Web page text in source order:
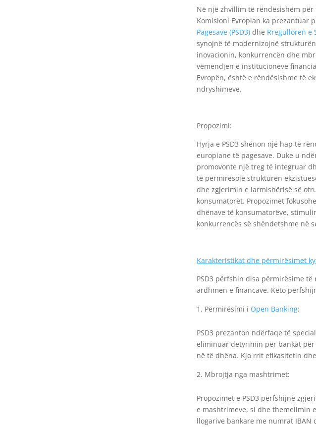
Në një zhvillim të rëndësishëm
Komisioni Evropian ka prezantuar
Pagesave (PSD3) dhe Rregulloren e
synojnë të modernizojnë
inovacionin, konkurrencën dhe
vëmendjen e institucioneve
Evropën, është e rëndësishme të
ndryshimeve.
Propozimi:
Hyrja e PSD3 shënon një hap të
europiane të pagesave. Duke u
promovonte një treg të integruar
të përmirësojë strukturën
dhe zgjerimin e larmishërisë së
konsumatorët. Propozimet
dhënave të konsumatorëve,
konkurrencës së shëndetshme në
Karakteristikat dhe përmirësimet
PSD3 përfshin disa përmirësime
ardhmen e financave. Këto
Përmirësimi i Open Banking:
PSD3 prezanton ndërfaqe të
eliminuar detyrimin për bankat
në të dhëna. Kjo rrit efikasitetin
Mbrojtja nga mashtrimet:
Propozimet e PSD3 përfshijnë
e mashtrimeve, si dhe themelimin
llogarive bankare me numrat